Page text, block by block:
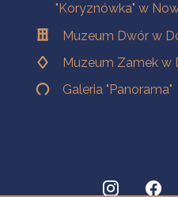
"Koryznówka" w
Muzeum Dwór w
Muzeum Zamek w
Galeria "Panorama"